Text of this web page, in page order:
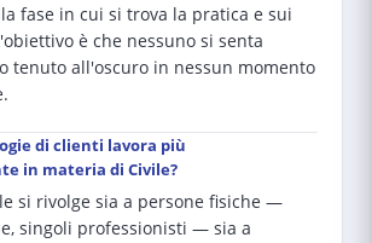
fase in cui si trova la pratica e sui
è che nessuno si senta
tenuto all'oscuro in nessun momento
di clienti lavora più
in materia di Civile?
si rivolge sia a persone fisiche —
singoli professionisti — sia a